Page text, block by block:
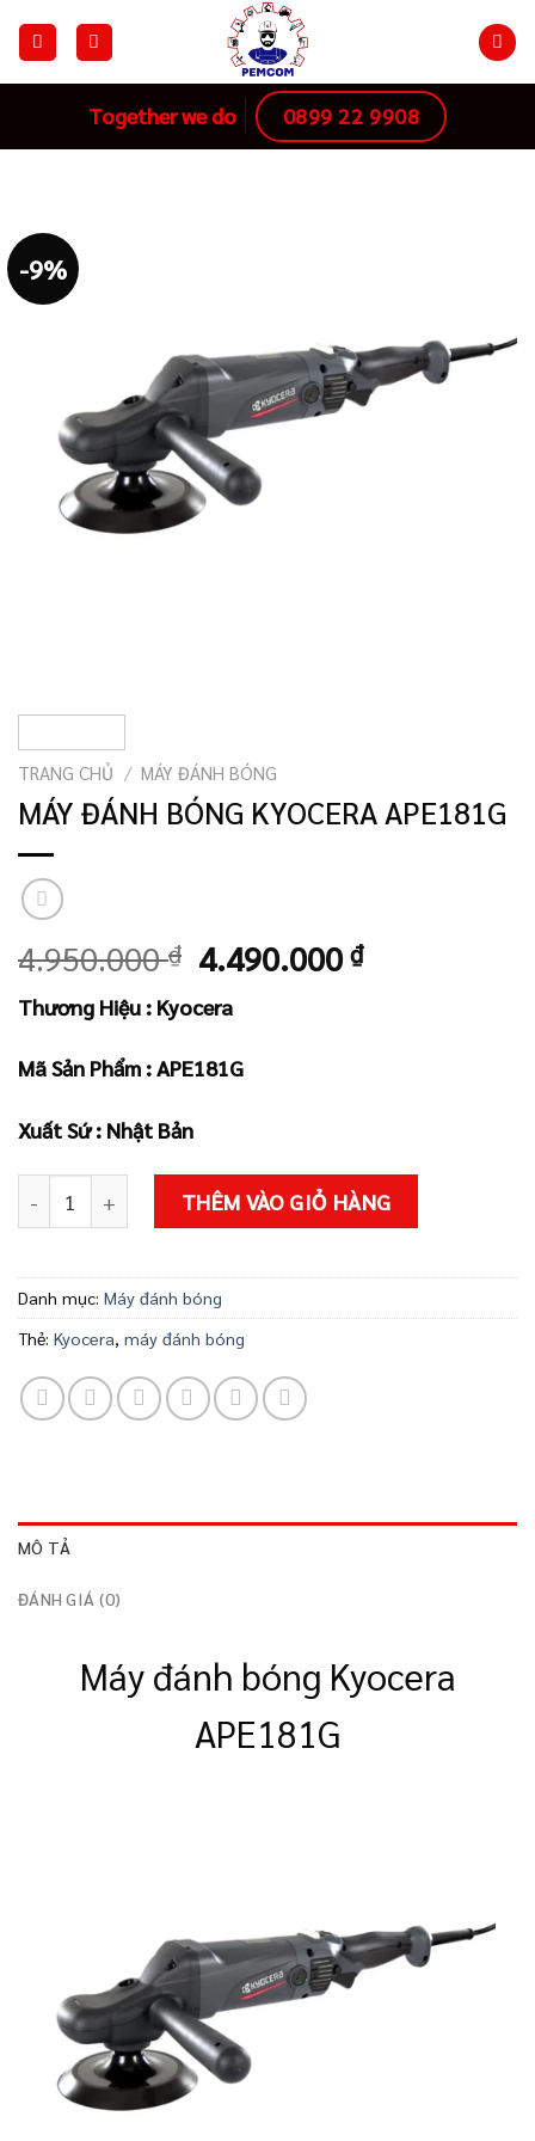
Together we do 0899 22 9908
-9%
TRANG CHỦ / MÁY ĐÁNH BÓNG
MÁY ĐÁNH BÓNG KYOCERA APE181G
4.950.000₫ Giá
là:
4.950.000 ₫.
4.490.000₫Giá
Thương Hiệu : Kyocera
Mã Sản Phẩm : APE181G
Xuất Sứ : Nhật Bản
MÁY ĐÁNH BÓNG KYOCERA APE181G số lượng
THÊM VÀO GIỎ HÀNG
Danh mục: Máy đánh bóng
Thẻ: Kyocera, máy đánh bóng
MÔ TẢ
ĐÁNH GIÁ (0)
Máy đánh bóng Kyocera
APE181G